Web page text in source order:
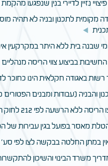
- ועדה מקומית לתכנון ובניה לא
(עבודות ומבנים הפטורים מהיתר),